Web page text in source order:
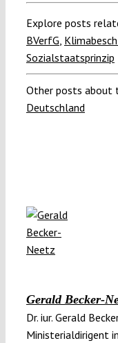
Explore posts
BVerfG,
Sozialstaatsprinzip
Other posts about
Deutschland
Gerald Becker-
Dr. iur. Gerald
Ministerialdirigent